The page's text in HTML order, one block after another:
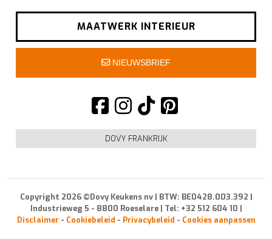
MAATWERK INTERIEUR
NIEUWSBRIEF
DOVY FRANKRIJK
Copyright 2026 ©Dovy Keukens nv | BTW: BE0428.003.392 |
Industrieweg 5 - 8800 Roeselare | Tel: +32 512 604 10 |
Disclaimer- Cookiebeleid - Privacybeleid - Cookies aanpassen